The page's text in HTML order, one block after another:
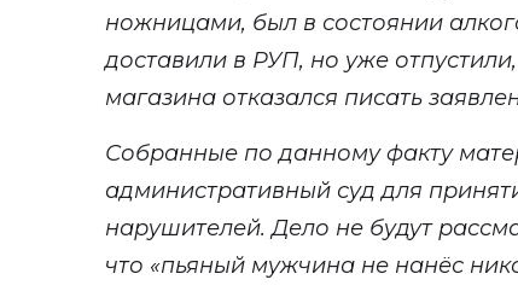
ножницами, был в состоянии
доставили в РУП, но уже
магазина отказался писать
Собранные по данному факту
административный суд для
нарушителей. Дело не будут
что «пьяный мужчина не нанёс